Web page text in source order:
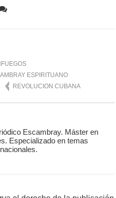
ESPIRITUANO
REVOLUCION CUBANA
Escambray. Máster en
Especializado en temas